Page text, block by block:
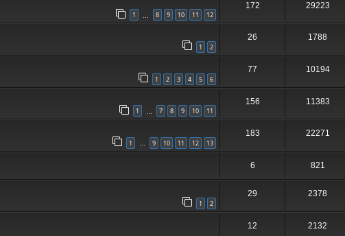
1 8 9 10 11 12
172 29223
1 2
26 1788
1 2 3 4 5 6
77 10194
1 7 8 9 10 11
156 11383
1 … 9 10 11 12 13
183 22271
6 821
1 2
29 2378
12 2132